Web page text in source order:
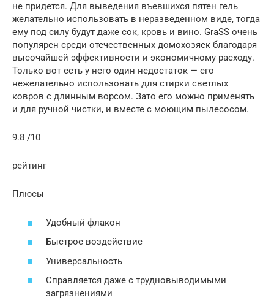
не придется. Для выведения въевшихся пятен гель
желательно использовать в неразведенном виде, тогда
ему под силу будут даже сок, кровь и вино. GraSS очень
популярен среди отечественных домохозяек благодаря
высочайшей эффективности и экономичному расходу.
Только вот есть у него один недостаток — его
нежелательно использовать для стирки светлых
ковров с длинным ворсом. Зато его можно применять
и для ручной чистки, и вместе с моющим пылесосом.
9.8 /10
рейтинг
Плюсы
Удобный флакон
Быстрое воздействие
Универсальность
Справляется даже с трудновыводимыми
загрязнениями